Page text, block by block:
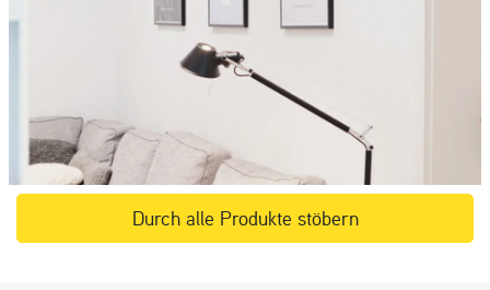
Durch alle Produkte stöbern